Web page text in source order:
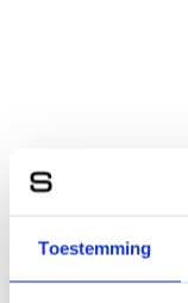
Toestemming